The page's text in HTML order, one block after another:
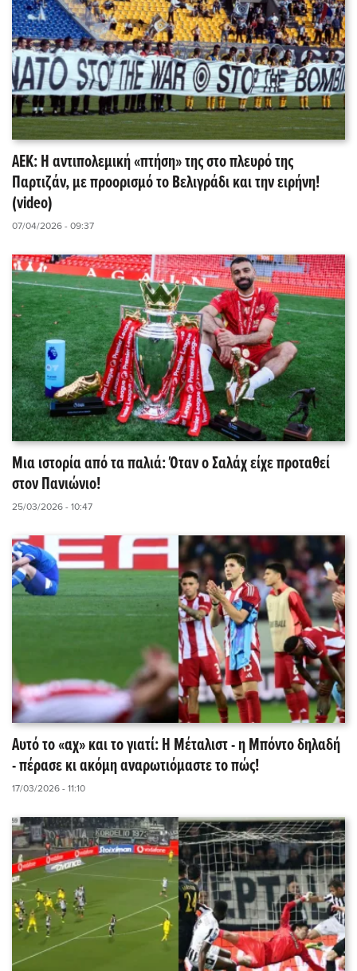
ΑΕΚ: Η αντιπολεμική «πτήση» της στο πλευρό της
Παρτιζάν, με προορισμό το Βελιγράδι και την ειρήνη!
(video)
07/04/2026 - 09:37
Μια ιστορία από τα παλιά: Όταν ο Σαλάχ είχε προταθεί
στον Πανιώνιο!
25/03/2026 - 10:47
Αυτό το «αχ» και το γιατί: Η Μέταλιστ - η Μπόντo δηλαδή
- πέρασε κι ακόμη αναρωτιόμαστε το πώς!
17/03/2026 - 11:10